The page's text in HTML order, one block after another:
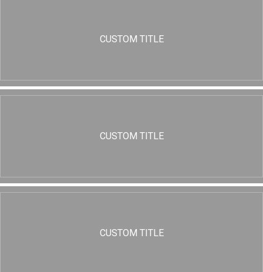
CUSTOM TITLE
CUSTOM TITLE
CUSTOM TITLE